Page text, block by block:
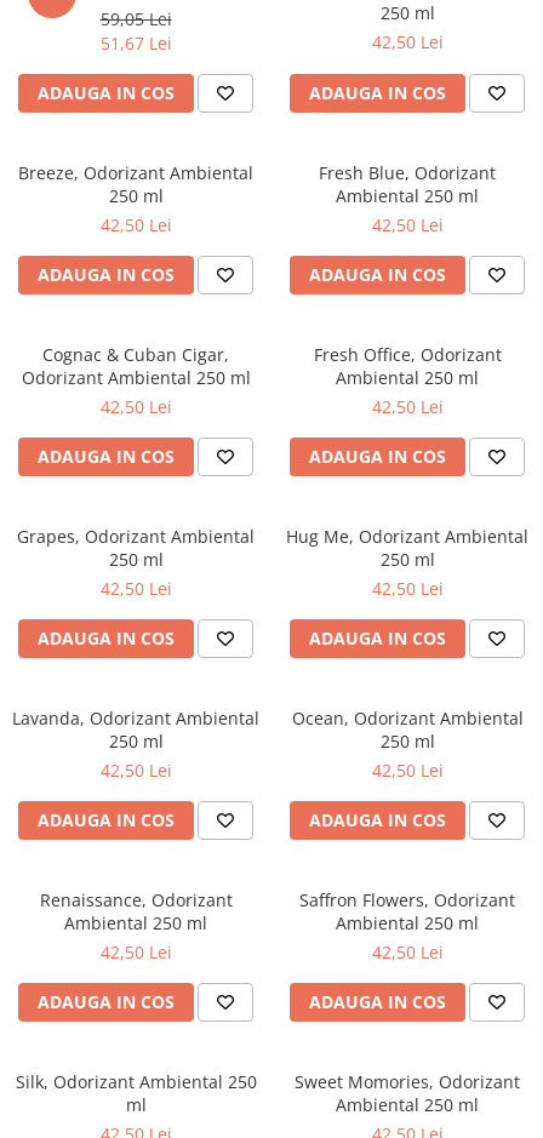
Detergenti Ultra-Concentrati
Articole Natur
Boluri
Consumabile
Hartie Copt
Hartie Impachetat
Port Tacam
Pungi Catering
Articole din Lemn
Articole din Plastic PET
Sosiere
Pahare
Echipament de Protectie
Articole din Carton Alb
Pahare
Articole din Carton Kraft Natur
Barcute
Caserole
Pahare
Alb
Mop Talpa
Mopuri Clasice
Racleta Pardoseala
Spalatoare Inox/ Sarma
59,05 Lei
51,67 Lei
ADAUGA IN COS
250 ml
42,50 Lei
ADAUGA IN COS
Breeze, Odorizant Ambiental
250 ml
42,50 Lei
ADAUGA IN COS
Fresh Blue, Odorizant
Ambiental 250 ml
42,50 Lei
ADAUGA IN COS
Cognac & Cuban Cigar,
Odorizant Ambiental 250 ml
42,50 Lei
ADAUGA IN COS
Fresh Office, Odorizant
Ambiental 250 ml
42,50 Lei
ADAUGA IN COS
Grapes, Odorizant Ambiental
250 ml
42,50 Lei
ADAUGA IN COS
Hug Me, Odorizant Ambiental
250 ml
42,50 Lei
ADAUGA IN COS
Lavanda, Odorizant Ambiental
250 ml
42,50 Lei
ADAUGA IN COS
Ocean, Odorizant Ambiental
250 ml
42,50 Lei
ADAUGA IN COS
Renaissance, Odorizant
Ambiental 250 ml
42,50 Lei
ADAUGA IN COS
Saffron Flowers, Odorizant
Ambiental 250 ml
42,50 Lei
ADAUGA IN COS
Silk, Odorizant Ambiental 250
ml
Sweet Momories, Odorizant
Ambiental 250 ml